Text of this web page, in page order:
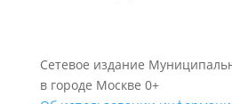
Сетевое издание
в городе Москве 0+